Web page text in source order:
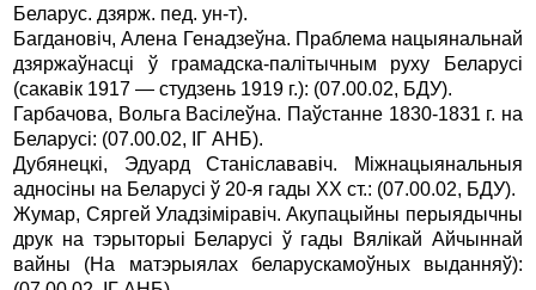
Беларус. дзярж. пед. ун-т).
Багдановiч, Алена Генадзеўна. Праблема нацыянальнай
дзяржаўнасцi ў грамадска-палiтычным руху Беларусi
(сакавiк 1917 — студзень 1919 г.): (07.00.02, БДУ).
Гарбачова, Вольга Васiлеўна. Паўстанне 1830-1831 г. на
Беларусi: (07.00.02, IГ АНБ).
Дубянецкi, Эдуард Станiслававiч. Мiжнацыянальныя
адносiны на Беларусi ў 20-я гады ХХ ст.: (07.00.02, БДУ).
Жумар, Сяргей Уладзiмiравiч. Акупацыйны перыядычны
друк на тэрыторыi Беларусi ў гады Вялiкай Айчыннай
вайны (На матэрыялах беларускамоўных выданняў):